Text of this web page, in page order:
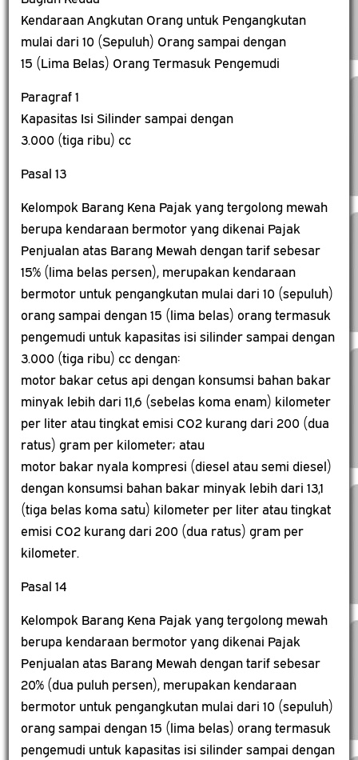
Kendaraan Angkutan Orang untuk Pengangkutan
mulai dari 10 (Sepuluh) Orang sampai dengan
15 (Lima Belas) Orang Termasuk Pengemudi
Paragraf 1
Kapasitas Isi Silinder sampai dengan
3.000 (tiga ribu) cc
Pasal 13
Kelompok Barang Kena Pajak yang tergolong mewah
berupa kendaraan bermotor yang dikenai Pajak
Penjualan atas Barang Mewah dengan tarif sebesar
15% (lima belas persen), merupakan kendaraan
bermotor untuk pengangkutan mulai dari 10 (sepuluh)
orang sampai dengan 15 (lima belas) orang termasuk
pengemudi untuk kapasitas isi silinder sampai dengan
3.000 (tiga ribu) cc dengan:
motor bakar cetus api dengan konsumsi bahan bakar
minyak lebih dari 11,6 (sebelas koma enam) kilometer
per liter atau tingkat emisi CO2 kurang dari 200 (dua
ratus) gram per kilometer; atau
motor bakar nyala kompresi (diesel atau semi diesel)
dengan konsumsi bahan bakar minyak lebih dari 13,1
(tiga belas koma satu) kilometer per liter atau tingkat
emisi CO2 kurang dari 200 (dua ratus) gram per
kilometer.
Pasal 14
Kelompok Barang Kena Pajak yang tergolong mewah
berupa kendaraan bermotor yang dikenai Pajak
Penjualan atas Barang Mewah dengan tarif sebesar
20% (dua puluh persen), merupakan kendaraan
bermotor untuk pengangkutan mulai dari 10 (sepuluh)
orang sampai dengan 15 (lima belas) orang termasuk
pengemudi untuk kapasitas isi silinder sampai dengan